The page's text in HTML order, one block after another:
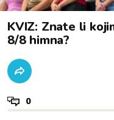
KVIZ: Znate li
8/8 himna?
0